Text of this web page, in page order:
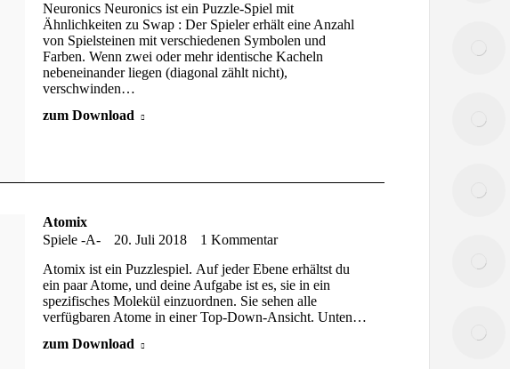
Neuronics Neuronics ist ein Puzzle-Spiel mit
Ähnlichkeiten zu Swap : Der Spieler erhält eine Anzahl
von Spielsteinen mit verschiedenen Symbolen und
Farben. Wenn zwei oder mehr identische Kacheln
nebeneinander liegen (diagonal zählt nicht),
verschwinden…
zum Download
Atomix
Spiele -A-
20. Juli 2018
1 Kommentar
Atomix ist ein Puzzlespiel. Auf jeder Ebene erhältst du
ein paar Atome, und deine Aufgabe ist es, sie in ein
spezifisches Molekül einzuordnen. Sie sehen alle
verfügbaren Atome in einer Top-Down-Ansicht. Unten…
zum Download